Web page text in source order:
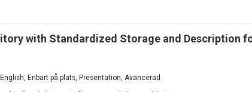
with Standardized Storage and Description
Enbart på plats, Presentation, Avancerad